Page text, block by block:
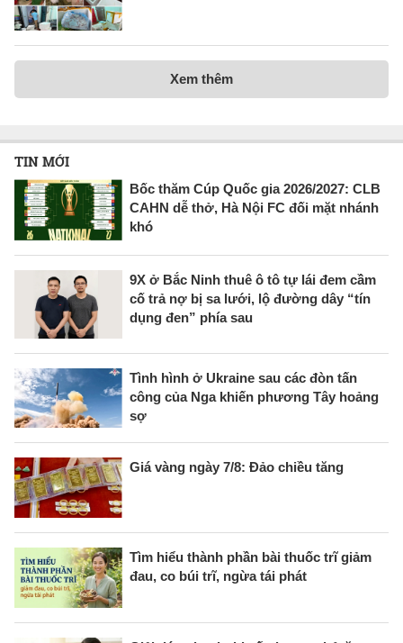
Xem thêm
TIN MỚI
Bốc thăm Cúp Quốc gia 2026/2027: CLB
CAHN dễ thở, Hà Nội FC đối mặt nhánh
khó
9X ở Bắc Ninh thuê ô tô tự lái đem cầm
cố trả nợ bị sa lưới, lộ đường dây “tín
dụng đen” phía sau
Tình hình ở Ukraine sau các đòn tấn
công của Nga khiến phương Tây hoảng
sợ
Giá vàng ngày 7/8: Đảo chiều tăng
Tìm hiểu thành phần bài thuốc trĩ giảm
đau, co búi trĩ, ngừa tái phát